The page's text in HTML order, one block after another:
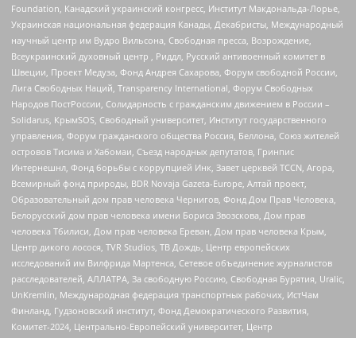
Foundation, Канадский украинский конгресс, Институт Макдональда-Лорье,
Украинская национальная федерация Канады, Декабристы, Международный
научный центр им Вудро Вильсона, Свободная пресса, Возрождение,
Всеукраинский духовный центр , Риддл, Русский антивоенный комитет в
Швеции, Проект Медуза, Фонд Андрея Сахарова, Форум свободной России,
Лига Свободных Наций, Transparеncy International, Форум Свободных
Народов ПостРоссии, Солидарность с гражданским движением в России –
Solidarus, КрымSOS, Свободный университет, Институт государственного
управления, Форум гражданского общества Россия, Беллона, Союз жителей
островов Тисима и Хабомаи, Съезд народных депутатов, Гринпис
Интернешнл, Фонд борьбы с коррупцией Инк, Завет церквей TCCN, Агора,
Всемирный фонд природы, BDR Novaja Gazeta-Europe, Алтай проект,
Образовательный дом прав человека Чернигов, Фонд Дом Прав Человека,
Белорусский дом прав человека имени Бориса Звозскова, Дом прав
человека Тбилиси, Дом прав человека Ереван, Дом прав человека Крым,
Центр дикого лосося, TVR Studios, ТВ Дождь, Центр европейских
исследований им Вилфрида Мартенса, Сетевое объединение журналистов
расследователей, АЛЛАТРА, За свободную Россию, Свободная Бурятия, Uralic,
UnKremlin, Международная федерация транспортных рабочих, ИстЧам
Финланд, Гудзоновский институт, Фонд Демократического Развития,
Комитет-2024, Центрально-Европейский университет, Центр